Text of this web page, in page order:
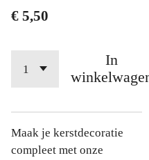
€ 5,50
In
Maak je kerstdecoratie
compleet met onze